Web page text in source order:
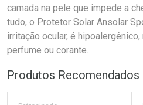
camada na pele que impede a
tudo, o Protetor Solar Ansolar
irritação ocular, é
perfume ou corante.
Produtos Recomendados